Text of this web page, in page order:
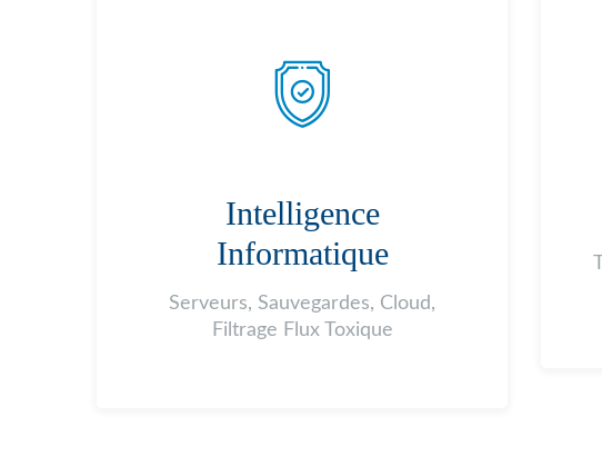
Intelligence
Informatique
Serveurs, Sauvegardes, Cloud,
Filtrage Flux Toxique